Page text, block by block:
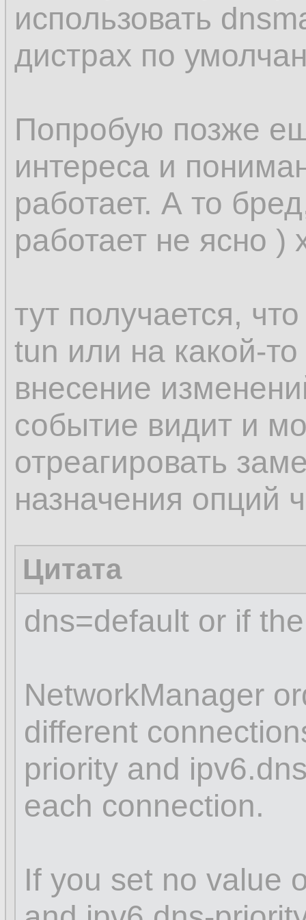
использовать
дистрах по
Попробую позже
интереса и
работает. А то
работает не ясно )
тут получается,
tun или на какой-
внесение
событие видит и
отреагировать
назначения опций
Цитата
dns=default or if
NetworkManager
different
priority and
each connection.
If you set no value